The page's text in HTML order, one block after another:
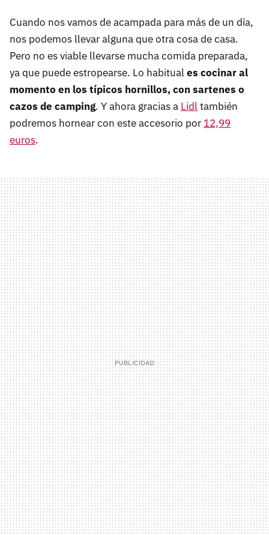
Cuando nos vamos de acampada para más de un día,
nos podemos llevar alguna que otra cosa de casa.
Pero no es viable llevarse mucha comida preparada,
ya que puede estropearse. Lo habitual es cocinar al
momento en los típicos hornillos, con sartenes o
cazos de camping. Y ahora gracias a Lidltambién
podremos hornear con este accesorio por 12,99
euros.